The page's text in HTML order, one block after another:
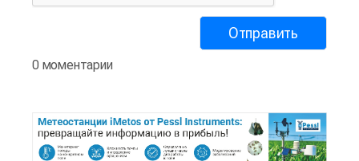
0 моментарии